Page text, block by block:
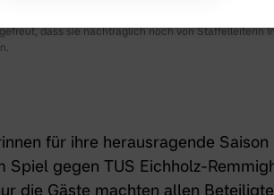
dass sie nachträglich noch von Staffelleiterin
für ihre herausragende
Spiel gegen TUS Eichholz-
die Gäste machten allen